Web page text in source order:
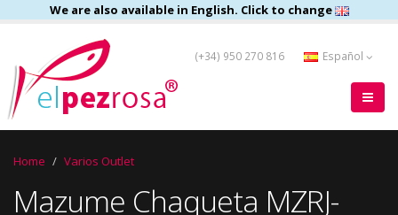
We are also available in English. Click to change
(+34) 950 270 816 Español
Home Varios Outlet
Mazume Chaqueta MZRJ-